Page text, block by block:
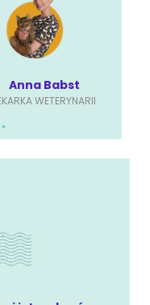
Anna Babst
WETERYNARII